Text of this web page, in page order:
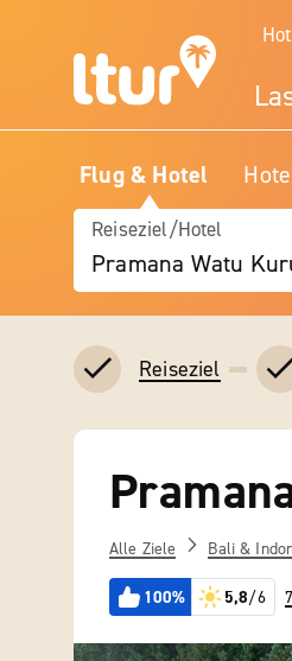
Flug & Hotel
Reiseziel/Hotel
Pramana Watu
Reiseziel
Alle Ziele Bali &
100% 5,8/6